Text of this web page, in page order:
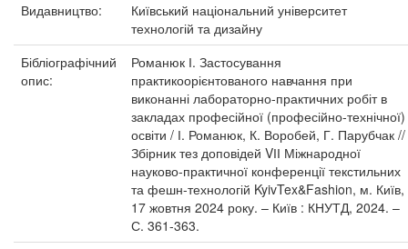
Видавництво:
Київський національний університет
технологій та дизайну
Бібліографічний
опис:
Романюк І. Застосування
практикоорієнтованого навчання при
виконанні лабораторно-практичних робіт в
закладах професійної (професійно-технічної)
освіти / І. Романюк, К. Воробей, Г. Парубчак //
Збірник тез доповідей VІІ Міжнародної
науково-практичної конференції текстильних
та фешн-технологій KyivTex&Fashion, м. Київ,
17 жовтня 2024 року. – Київ : КНУТД, 2024. –
С. 361-363.